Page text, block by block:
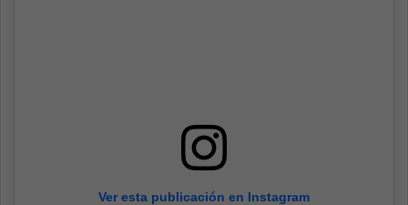
Ver esta publicación en Instagram